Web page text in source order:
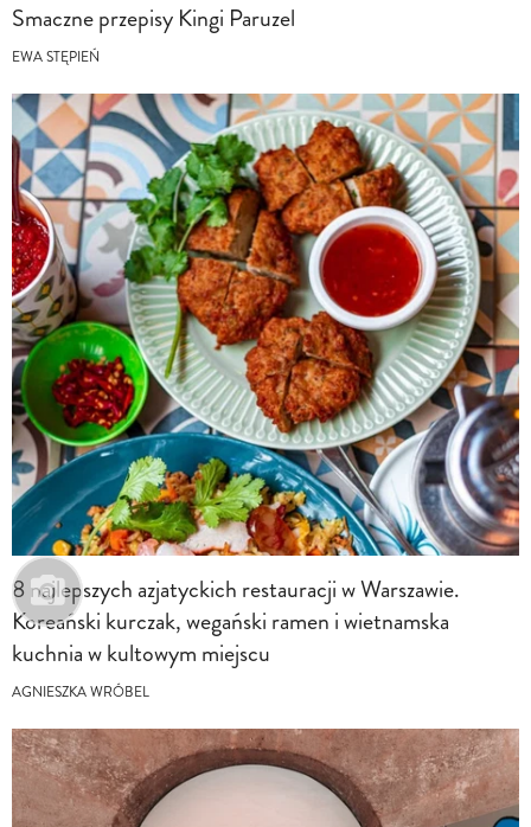
Smaczne przepisy Kingi Paruzel
EWA STĘPIEŃ
8 najlepszych azjatyckich restauracji w Warszawie.
Koreański kurczak, wegański ramen i wietnamska
kuchnia w kultowym miejscu
AGNIESZKA WRÓBEL